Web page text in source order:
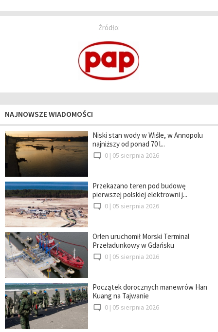
Źródło:
NAJNOWSZE WIADOMOŚCI
Niski stan wody w Wiśle, w Annopolu
najniższy od ponad 70 l...
0 | 05 sierpnia 2026
Przekazano teren pod budowę
pierwszej polskiej elektrowni j...
0 | 05 sierpnia 2026
Orlen uruchomił Morski Terminal
Przeładunkowy w Gdańsku
0 | 05 sierpnia 2026
Początek dorocznych manewrów Han
Kuang na Tajwanie
0 | 05 sierpnia 2026